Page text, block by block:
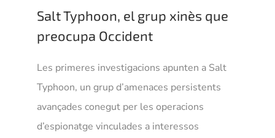
Salt Typhoon, el grup xinès que
preocupa Occident
Les primeres investigacions apunten a Salt
Typhoon, un grup d’amenaces persistents
avançades conegut per les operacions
d’espionatge vinculades a interessos